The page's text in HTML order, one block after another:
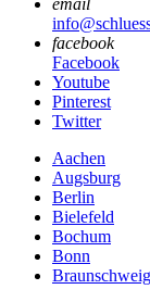
email
facebook
Facebook
Youtube
Pinterest
Twitter
Aachen
Augsburg
Berlin
Bielefeld
Bochum
Bonn
Braunschweig